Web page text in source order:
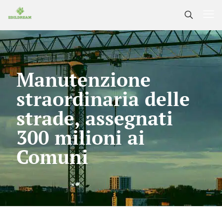
Manutenzione
straordinaria delle
strade, assegnati
300 milioni ai
Comuni